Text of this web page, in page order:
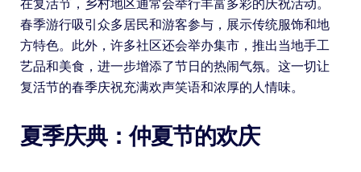
在复活节，乡村地区通常会举行丰富多彩的庆祝活动。
春季游行吸引众多居民和游客参与，展示传统服饰和地
方特色。此外，许多社区还会举办集市，推出当地手工
艺品和美食，进一步增添了节日的热闹气氛。这一切让
复活节的春季庆祝充满欢声笑语和浓厚的人情味。
夏季庆典：仲夏节的欢庆